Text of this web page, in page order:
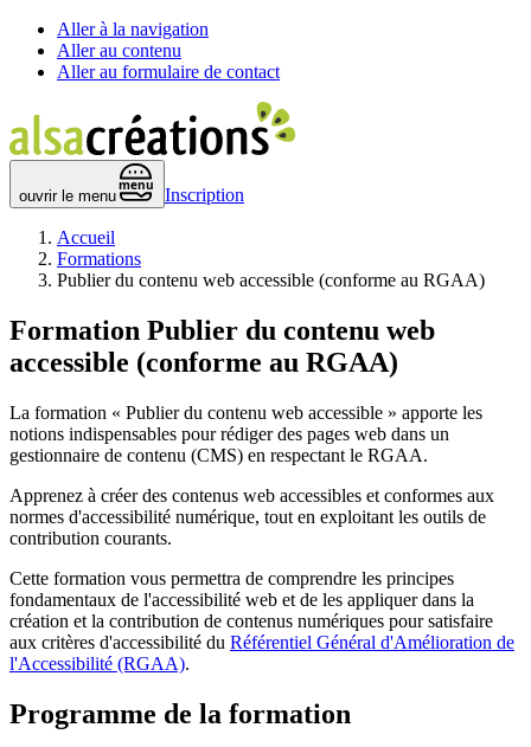
Aller à la navigation
Aller au contenu
Aller au formulaire de contact
ouvrir le menu
menu
Inscription
Accueil
Formations
Publier du contenu web accessible (conforme au RGAA)
Formation Publier du contenu web
accessible (conforme au RGAA)
La formation « Publier du contenu web accessible » apporte les
notions indispensables pour rédiger des pages web dans un
gestionnaire de contenu (CMS) en respectant le RGAA.
Apprenez à créer des contenus web accessibles et conformes aux
normes d'accessibilité numérique, tout en exploitant les outils de
contribution courants.
Cette formation vous permettra de comprendre les principes
fondamentaux de l'accessibilité web et de les appliquer dans la
création et la contribution de contenus numériques pour satisfaire
aux critères d'accessibilité du Référentiel Général d'Amélioration de
l'Accessibilité (RGAA).
Programme de la formation